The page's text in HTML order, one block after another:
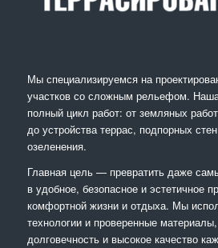
Мы специализируемся на
участков со сложным рельефом.
полный цикл работ: от земляных
до устройства террас, подпорных
озеленения.
Главная цель — превратить даже
в удобное, безопасное и эстетичное
комфортной жизни и отдыха. Мы
технологии и проверенные
долговечность и высокое качество